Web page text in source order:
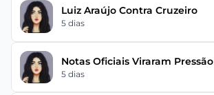
Luiz Araújo Contra Cruzeiro
5 dias
Notas Oficiais Viraram Pressão
5 dias